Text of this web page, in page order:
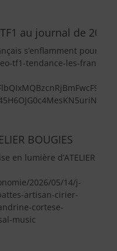
au journal de 20H !
s’enflamment pour
tf1-tendance-les-
BOUGIES
en lumière d’ATELIER
2026/05/14/j-
artisan-cirier-
cortese-
music